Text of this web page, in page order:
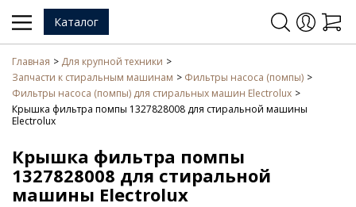
Каталог
Главная
Для крупной техники
Запчасти к стиральным машинам
Фильтры насоса (помпы)
Фильтры насоса (помпы) для стиральных машин Electrolux
Крышка фильтра помпы 1327828008 для стиральной машины
Electrolux
Крышка фильтра помпы
1327828008 для стиральной
машины Electrolux